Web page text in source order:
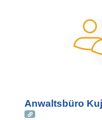
Anwaltsbüro